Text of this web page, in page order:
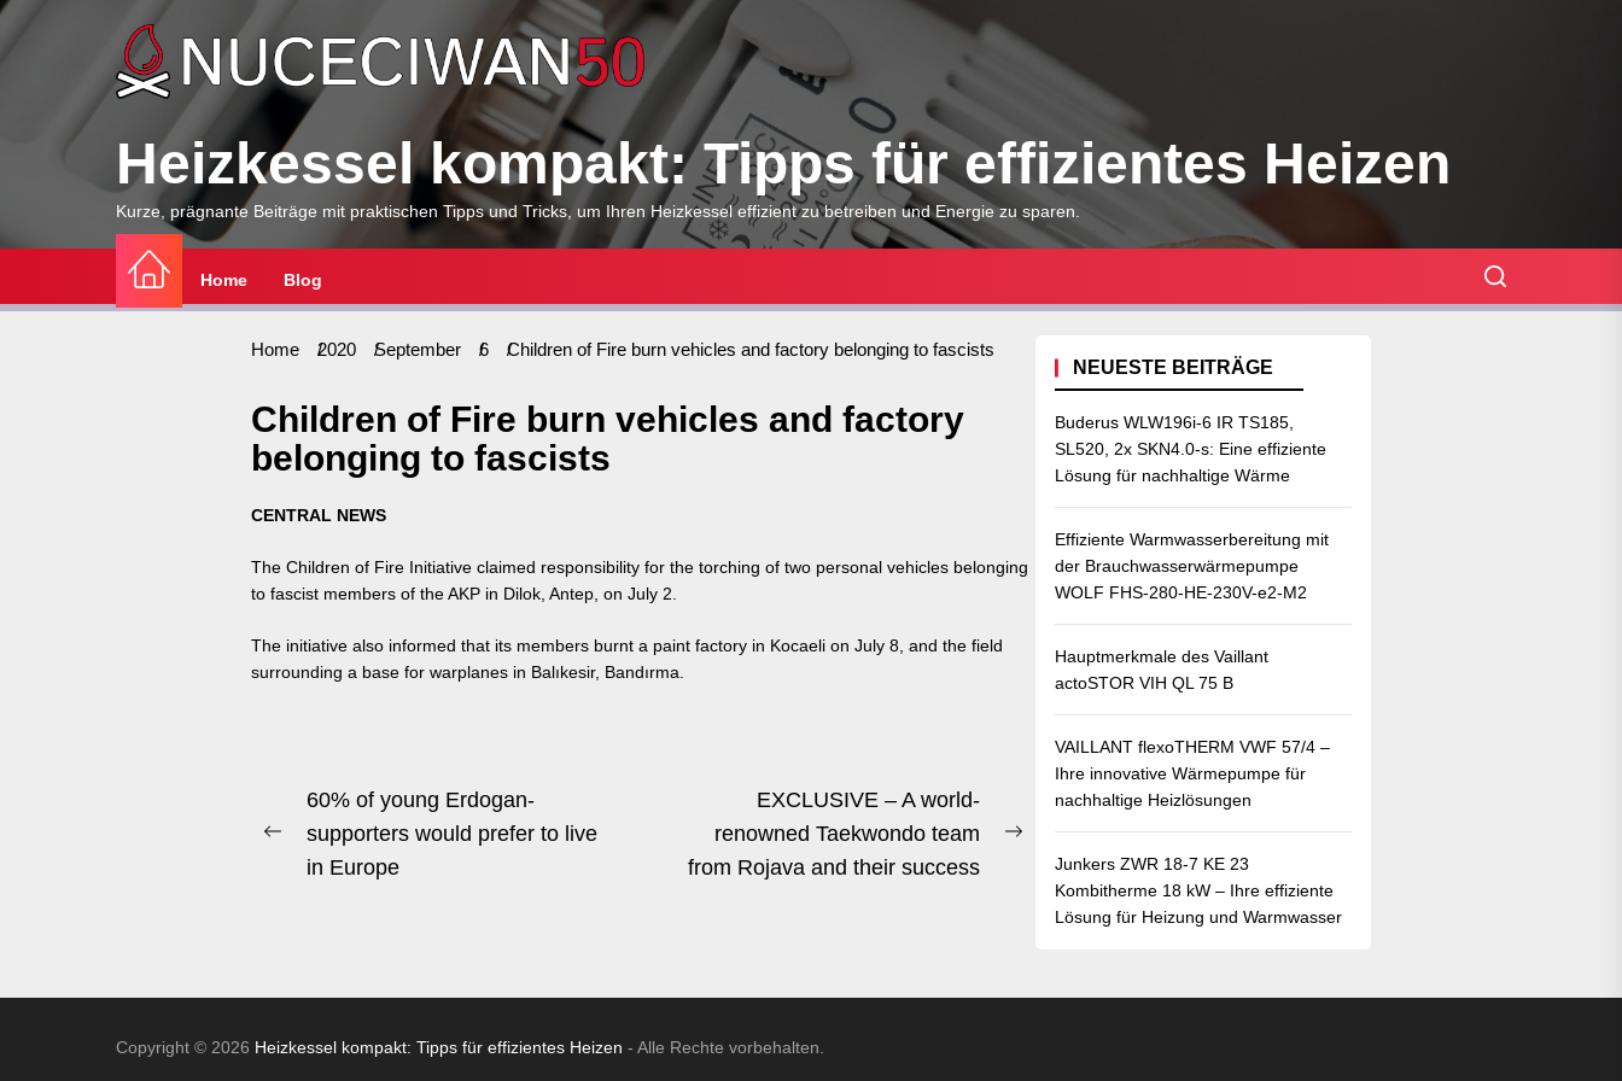
Skip
Heizkessel
kompakt:
Tipps
für
Heizkessel kompakt: Tipps für effizientes Heizen
Kurze, prägnante Beiträge mit praktischen Tipps und Tricks, um Ihren Heizkessel effizient zu betreiben und Energie zu sparen.
Home Blog
Home 2020 September 6 Children of Fire burn vehicles and factory belonging to fascists
Children of Fire burn vehicles and factory
belonging to fascists
CENTRAL NEWS
The Children of Fire Initiative claimed responsibility for the torching of two personal vehicles belonging
to fascist members of the AKP in Dilok, Antep, on July 2.
The initiative also informed that its members burnt a paint factory in Kocaeli on July 8, and the field
surrounding a base for warplanes in Balıkesir, Bandırma.
Beitrags-
Navigation
Previous
post:
60% of young Erdogan-
supporters would prefer to live
in Europe
post:
EXCLUSIVE – A world-
renowned Taekwondo team
from Rojava and their success
NEUESTE BEITRÄGE
Buderus WLW196i-6 IR TS185,
SL520, 2x SKN4.0-s: Eine effiziente
Lösung für nachhaltige Wärme
Effiziente Warmwasserbereitung mit
der Brauchwasserwärmepumpe
WOLF FHS-280-HE-230V-e2-M2
Hauptmerkmale des Vaillant
actoSTOR VIH QL 75 B
VAILLANT flexoTHERM VWF 57/4 –
Ihre innovative Wärmepumpe für
nachhaltige Heizlösungen
Junkers ZWR 18-7 KE 23
Kombitherme 18 kW – Ihre effiziente
Lösung für Heizung und Warmwasser
Copyright © 2026 Heizkessel kompakt: Tipps für effizientes Heizen - Alle Rechte vorbehalten.